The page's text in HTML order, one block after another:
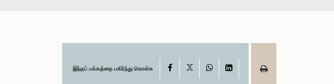
இந்தப் பக்கத்தை பகிர்ந்து கொள்க Facebook WhatsAppLinkedIn